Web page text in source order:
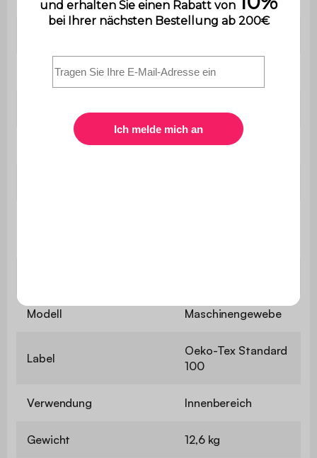
Umkehrbar Nein
Recyceltes Polyester
Modell Maschinengewebe
Label
Oeko-Tex Standard
100
Verwendung Innenbereich
Gewicht 12,6 kg